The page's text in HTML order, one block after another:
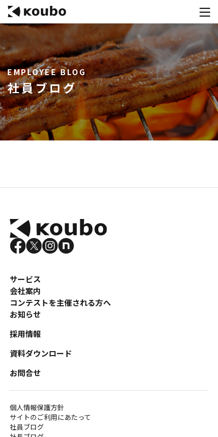
サービス
会社案内
実績紹介
採用情報
資料ダウンロード
コンテストを主催される方へ
コンテスト成功の法則
事例紹介
マーケットデータ
掲載内容のご確認はこちら
EMPLOYEE BLOG
社員ブログ
サービス
会社案内
コンテストを主催される方へ
お知らせ
採用情報
資料ダウンロード
お問合せ
個人情報保護方針
サイトのご利用にあたって
社員ブログ